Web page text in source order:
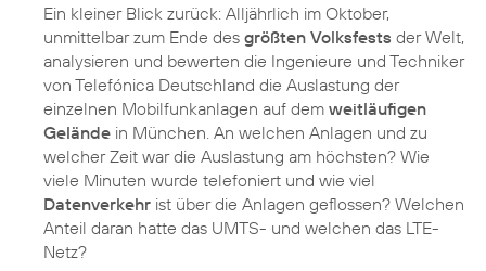
Ein kleiner Blick zurück: Alljährlich im Oktober,
unmittelbar zum Ende des größten Volksfests der Welt,
analysieren und bewerten die Ingenieure und Techniker
von Telefónica Deutschland die Auslastung der
einzelnen Mobilfunkanlagen auf dem weitläufigen
Gelände in München. An welchen Anlagen und zu
welcher Zeit war die Auslastung am höchsten? Wie
viele Minuten wurde telefoniert und wie viel
Datenverkehr ist über die Anlagen geflossen? Welchen
Anteil daran hatte das UMTS- und welchen das LTE-
Netz?